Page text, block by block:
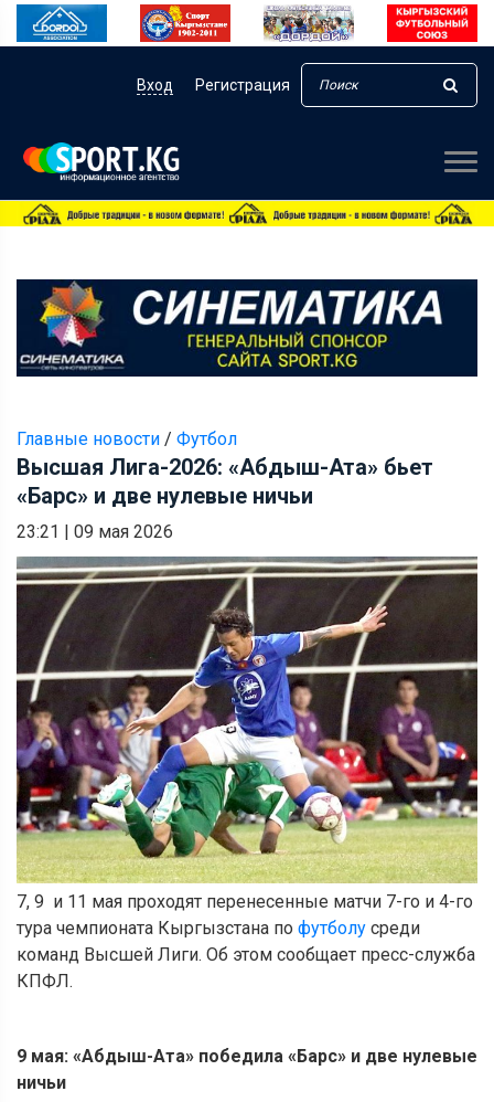
Вход Регистрация
Главные новости / Футбол
Высшая Лига-2026: «Абдыш-Ата» бьет
«Барс» и две нулевые ничьи
23:21 | 09 мая 2026
7, 9 и 11 мая проходят перенесенные матчи 7-го и 4-го
тура чемпионата Кыргызстана по футболу среди
команд Высшей Лиги. Об этом сообщает пресс-служба
КПФЛ.
9 мая: «Абдыш-Ата» победила «Барс» и две нулевые
ничьи